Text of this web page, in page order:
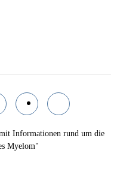
Informationen rund um die
Myelom"